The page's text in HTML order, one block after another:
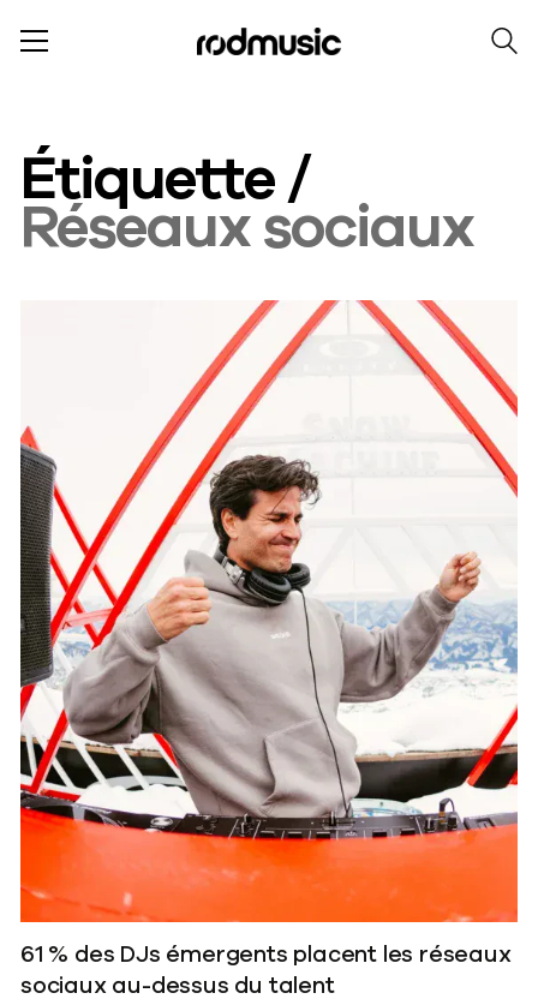
Étiquette /
Réseaux sociaux
61 % des DJs émergents placent les réseaux
sociaux au-dessus du talent